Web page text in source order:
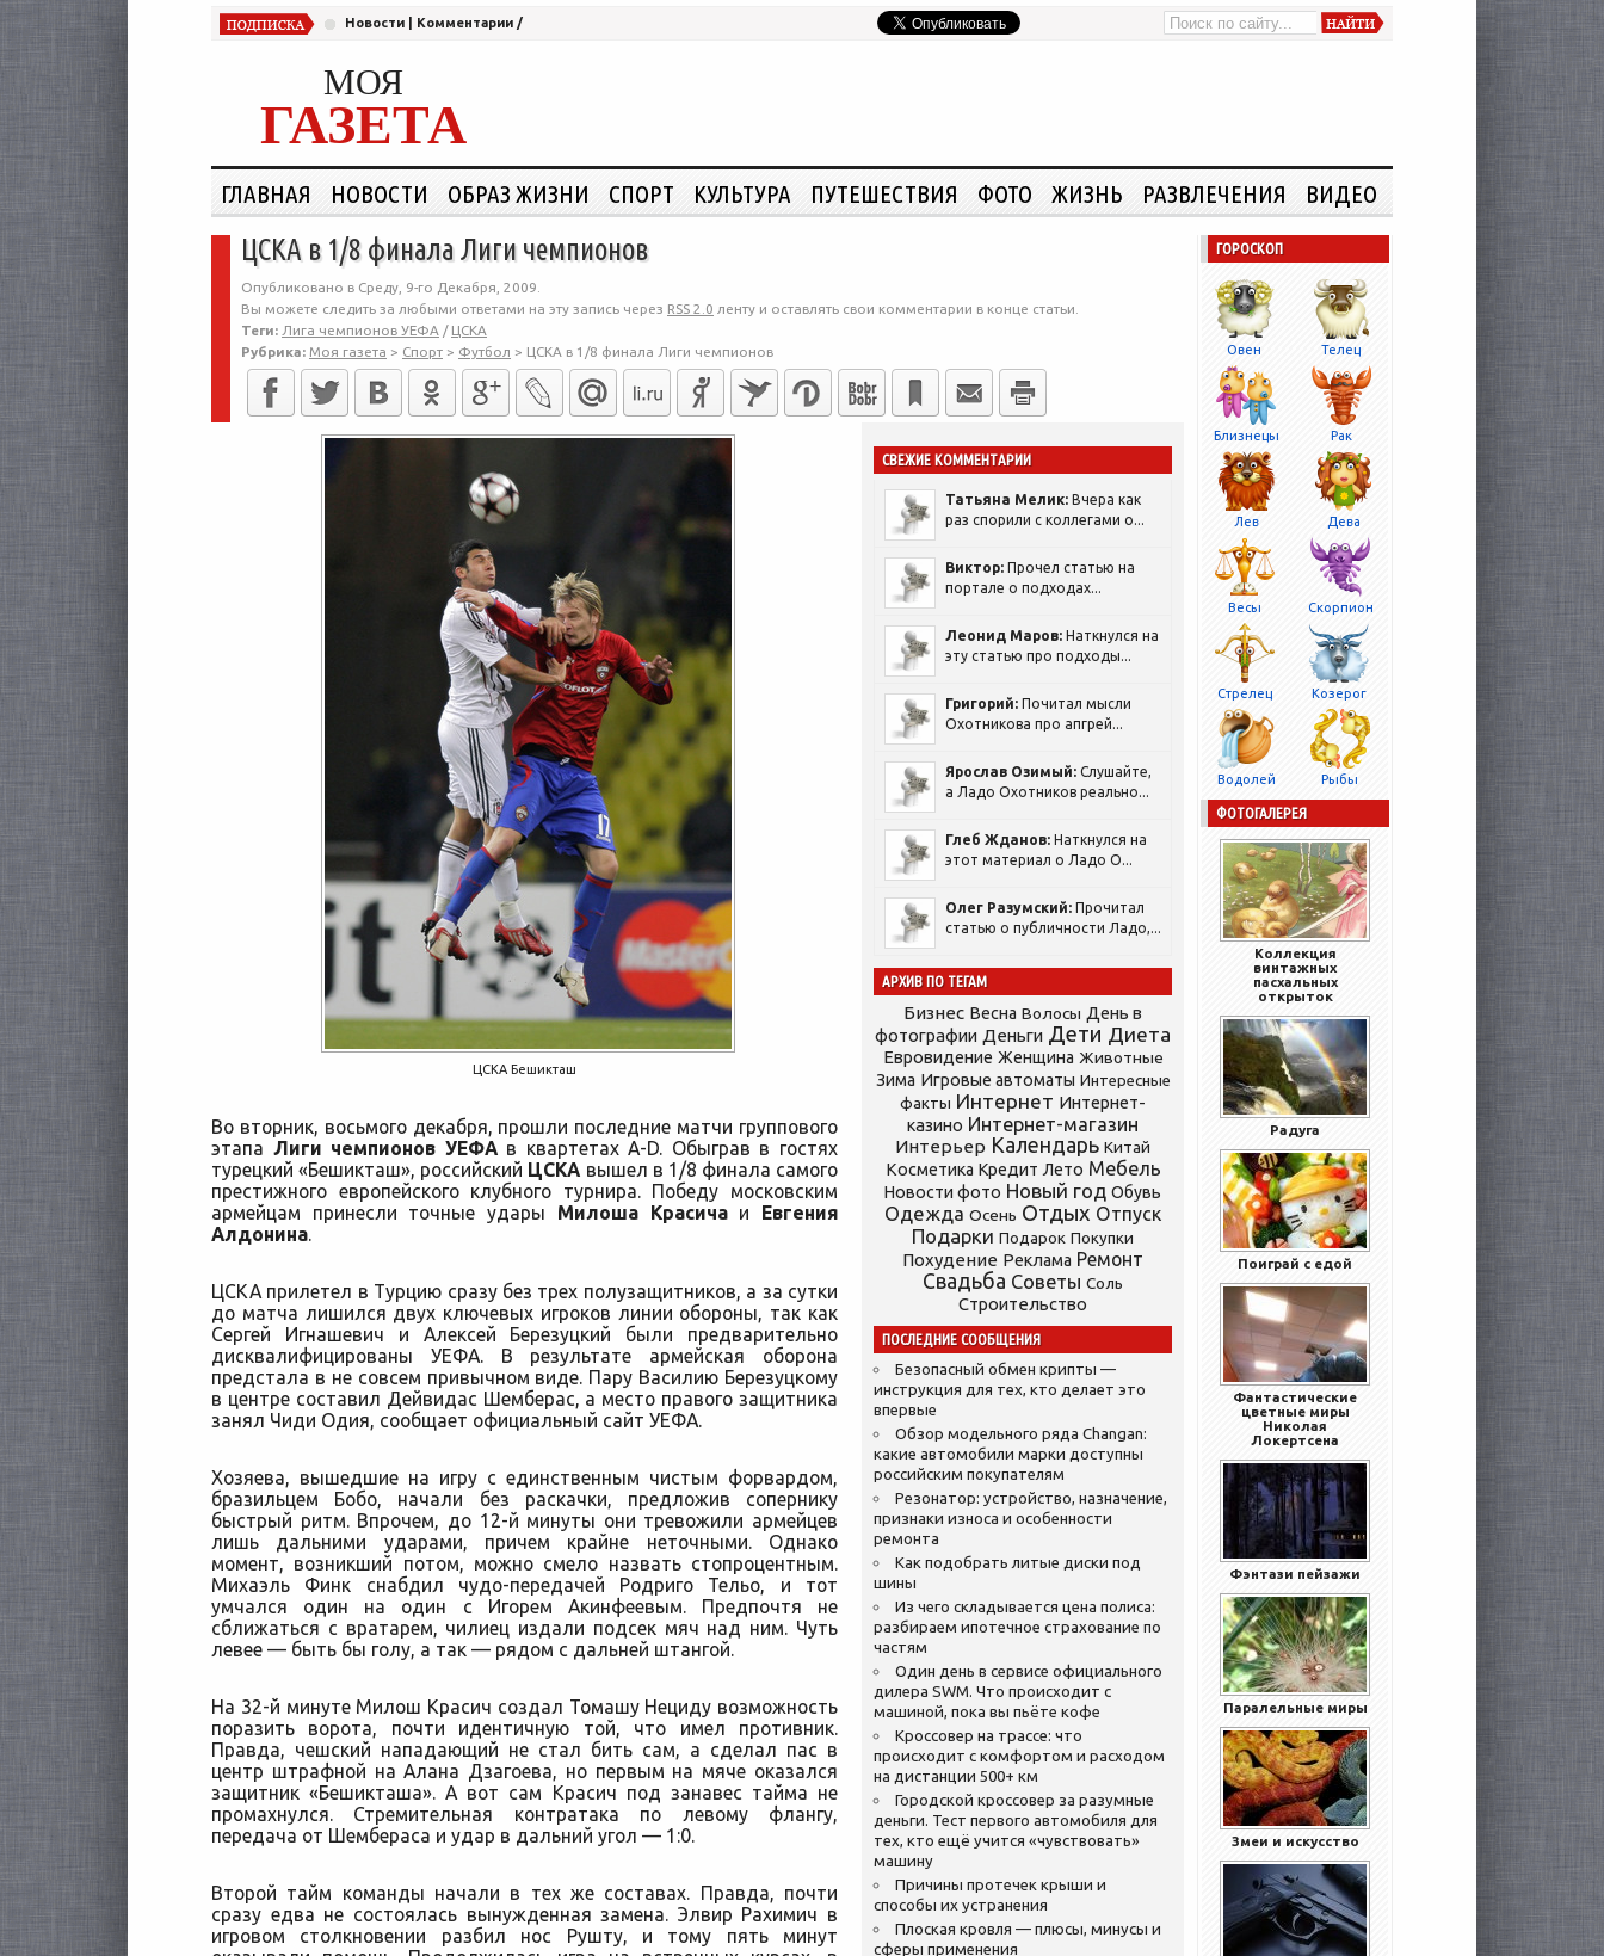
Новости Комментарии /
МОЯ
ГАЗЕТА
ГЛАВНАЯ НОВОСТИ ОБРАЗ ЖИЗНИ СПОРТ КУЛЬТУРА ПУТЕШЕСТВИЯ ФОТО ЖИЗНЬ РАЗВЛЕЧЕНИЯ ВИДЕО
ЦСКА в 1/8 финала Лиги чемпионов
Опубликовано в Среду, 9-го Декабря, 2009.
Вы можете следить за любыми ответами на эту запись через RSS 2.0 ленту и оставлять свои комментарии в конце статьи.
Теги: Лига чемпионов УЕФА / ЦСКА
Рубрика: Моя газета > Спорт > Футбол > ЦСКА в 1/8 финала Лиги чемпионов
ЦСКА Бешикташ
Во вторник, восьмого декабря, прошли последние матчи группового
этапа Лиги чемпионов УЕФАв квартетах A-D. Обыграв в гостях
турецкий «Бешикташ», российский ЦСКА вышел в 1/8 финала самого
престижного европейского клубного турнира. Победу московским
армейцам принесли точные удары Милоша Красичаи Евгения
Алдонина.
ЦСКА прилетел в Турцию сразу без трех полузащитников, а за сутки
до матча лишился двух ключевых игроков линии обороны, так как
Сергей Игнашевич и Алексей Березуцкий были предварительно
дисквалифицированы УЕФА. В результате армейская оборона
предстала в не совсем привычном виде. Пару Василию Березуцкому
в центре составил Дейвидас Шемберас, а место правого защитника
занял Чиди Одия, сообщает официальный сайт УЕФА.
Хозяева, вышедшие на игру с единственным чистым форвардом,
бразильцем Бобо, начали без раскачки, предложив сопернику
быстрый ритм. Впрочем, до 12-й минуты они тревожили армейцев
лишь дальними ударами, причем крайне неточными. Однако
момент, возникший потом, можно смело назвать стопроцентным.
Михаэль Финк снабдил чудо-передачей Родриго Тельо, и тот
умчался один на один с Игорем Акинфеевым. Предпочтя не
сближаться с вратарем, чилиец издали подсек мяч над ним. Чуть
левее — быть бы голу, а так — рядом с дальней штангой.
На 32-й минуте Милош Красич создал Томашу Нециду возможность
поразить ворота, почти идентичную той, что имел противник.
Правда, чешский нападающий не стал бить сам, а сделал пас в
центр штрафной на Алана Дзагоева, но первым на мяче оказался
защитник «Бешикташа». А вот сам Красич под занавес тайма не
промахнулся. Стремительная контратака по левому флангу,
передача от Шембераса и удар в дальний угол — 1:0.
Второй тайм команды начали в тех же составах. Правда, почти
сразу едва не состоялась вынужденная замена. Элвир Рахимич в
игровом столкновении разбил нос Рушту, и тому пять минут
СВЕЖИЕ КОММЕНТАРИИ
Татьяна Мелик: Вчера как
раз спорили с коллегами о...
Виктор: Прочел статью на
портале о подходах...
Леонид Маров: Наткнулся на
эту статью про подходы...
Григорий: Почитал мысли
Охотникова про апгрей...
Ярослав Озимый: Слушайте,
а Ладо Охотников реально...
Глеб Жданов: Наткнулся на
этот материал о Ладо О...
Олег Разумский: Прочитал
статью о публичности Ладо,...
АРХИВ ПО ТЕГАМ
Бизнес Весна Волосы День в
фотографии Деньги Дети Диета
Евровидение Женщина Животные
Зима Игровые автоматы Интересные
факты Интернет Интернет-
казино Интернет-магазин
Интерьер Календарь Китай
Косметика Кредит Лето Мебель
Новости фото Новый год Обувь
Одежда Осень Отдых Отпуск
Подарки Подарок Покупки
Похудение Реклама Ремонт
Свадьба Советы Соль
Строительство
ПОСЛЕДНИЕ СООБЩЕНИЯ
Безопасный обмен крипты —
инструкция для тех, кто делает это
впервые
Обзор модельного ряда Changan:
какие автомобили марки доступны
российским покупателям
Резонатор: устройство, назначение,
признаки износа и особенности
ремонта
Как подобрать литые диски под
шины
Из чего складывается цена полиса:
разбираем ипотечное страхование по
частям
Один день в сервисе официального
дилера SWM. Что происходит с
машиной, пока вы пьёте кофе
Кроссовер на трассе: что
происходит с комфортом и расходом
на дистанции 500+ км
Городской кроссовер за разумные
деньги. Тест первого автомобиля для
тех, кто ещё учится «чувствовать»
машину
Причины протечек крыши и
способы их устранения
Плоская кровля — плюсы, минусы и
сферы применения
ГОРОСКОП
Овен Телец
Близнецы Рак
Лев Дева
Весы Скорпион
Стрелец Козерог
Водолей Рыбы
ФОТОГАЛЕРЕЯ
Коллекция
винтажных
пасхальных
открыток
Радуга
Поиграй с едой
Фантастические
цветные миры
Николая
Локертсена
Фэнтази пейзажи
Паралельные миры
Змеи и искусство